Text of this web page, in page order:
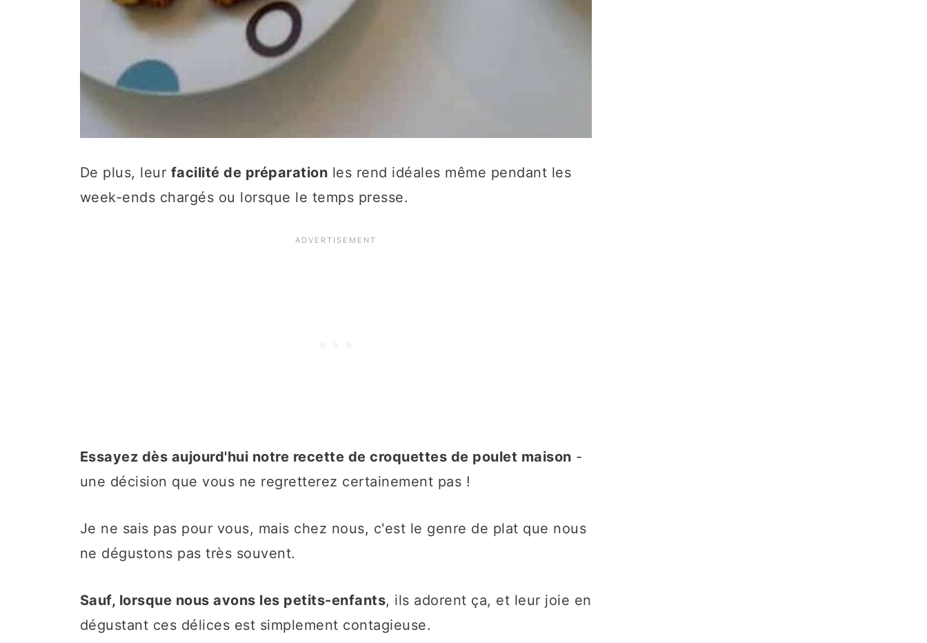
De plus, leur facilité de préparation les rend idéales même pendant les
week-ends chargés ou lorsque le temps presse.
Essayez dès aujourd'hui notre recette de croquettes de poulet maison -
une décision que vous ne regretterez certainement pas !
Je ne sais pas pour vous, mais chez nous, c'est le genre de plat que nous
ne dégustons pas très souvent.
Sauf, lorsque nous avons les petits-enfants, ils adorent ça, et leur joie en
dégustant ces délices est simplement contagieuse.